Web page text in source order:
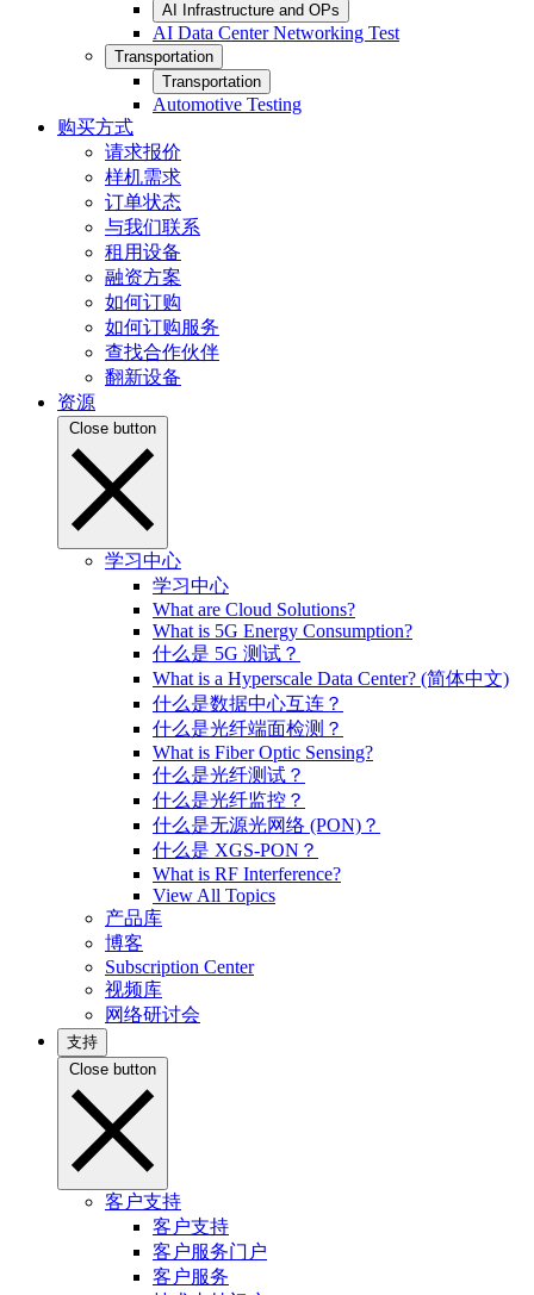
AI Infrastructure and OPs
AI Data Center Networking Test
Transportation
Transportation
Automotive Testing
购买方式
请求报价
样机需求
订单状态
与我们联系
租用设备
融资方案
如何订购
如何订购服务
查找合作伙伴
翻新设备
资源
Close button
学习中心
学习中心
What are Cloud Solutions?
What is 5G Energy Consumption?
什么是 5G 测试？
What is a Hyperscale Data Center? (简体中文)
什么是数据中心互连？
什么是光纤端面检测？
What is Fiber Optic Sensing?
什么是光纤测试？
什么是光纤监控？
什么是无源光网络 (PON)？
什么是 XGS-PON？
What is RF Interference?
View All Topics
产品库
博客
Subscription Center
视频库
网络研讨会
支持
Close button
客户支持
客户支持
客户服务门户
客户服务